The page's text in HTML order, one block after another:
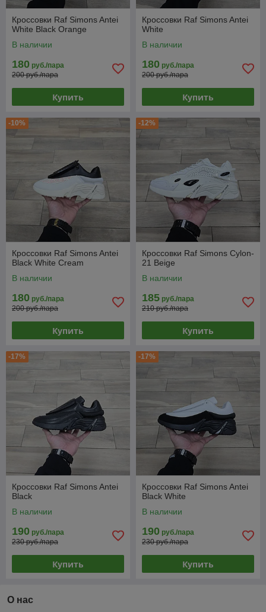
Кроссовки Raf Simons Antei
White Black Orange
В наличии
180 руб./пара
200 руб./пара
Купить
Кроссовки Raf Simons Antei
White
В наличии
180 руб./пара
200 руб./пара
Купить
-10%
Кроссовки Raf Simons Antei
Black White Cream
В наличии
180 руб./пара
200 руб./пара
Купить
-12%
Кроссовки Raf Simons Cylon-
21 Beige
В наличии
185 руб./пара
210 руб./пара
Купить
-17%
Кроссовки Raf Simons Antei
Black
В наличии
190 руб./пара
230 руб./пара
Купить
-17%
Кроссовки Raf Simons Antei
Black White
В наличии
190 руб./пара
230 руб./пара
Купить
О нас